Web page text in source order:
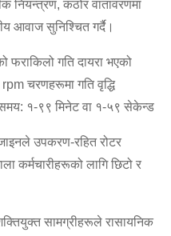
नियन्त्रण, कठोर वातावरणमा
आवाज सुनिश्चित गर्दै।
गति दायरा भएको
चरणहरूमा गति वृद्धि
समय: १-९९ मिनेट वा १-५९ सेकेन्ड
उपकरण-रहित रोटर
कर्मचारीहरूको लागि छिटो र
सामग्रीहरूले रासायनिक